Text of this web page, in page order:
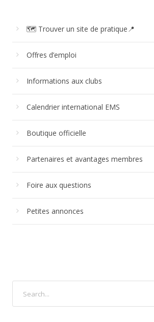
🗺 Trouver un site de pratique📍
Offres d’emploi
Informations aux clubs
Calendrier international EMS
Boutique officielle
Partenaires et avantages membres
Foire aux questions
Petites annonces